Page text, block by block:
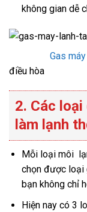
không gian dễ
Gas
điều hòa
2. Các
làm lạnh
Mỗi loại môi
chọn được loại
bạn không chỉ
Hiện nay có 3